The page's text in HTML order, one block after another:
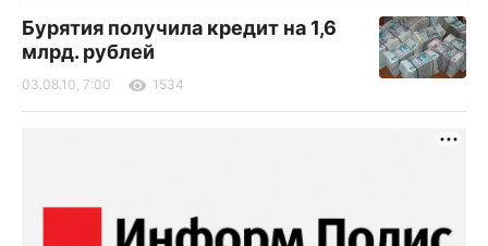
Бурятия получила кредит на 1,6
млрд. рублей
03.08.10, 7:00 1534